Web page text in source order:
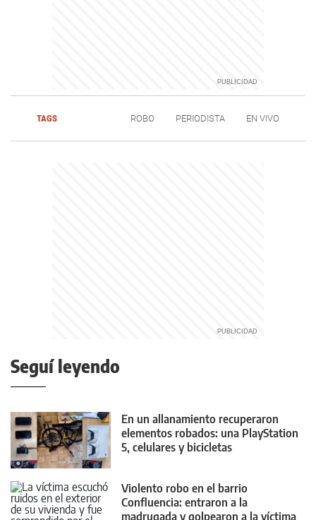
TAGS ROBO PERIODISTA EN VIVO
Seguí leyendo
En un allanamiento recuperaron
elementos robados: una PlayStation
5, celulares y bicicletas
Violento robo en el barrio
Confluencia: entraron a la
madrugada y golpearon a la víctima